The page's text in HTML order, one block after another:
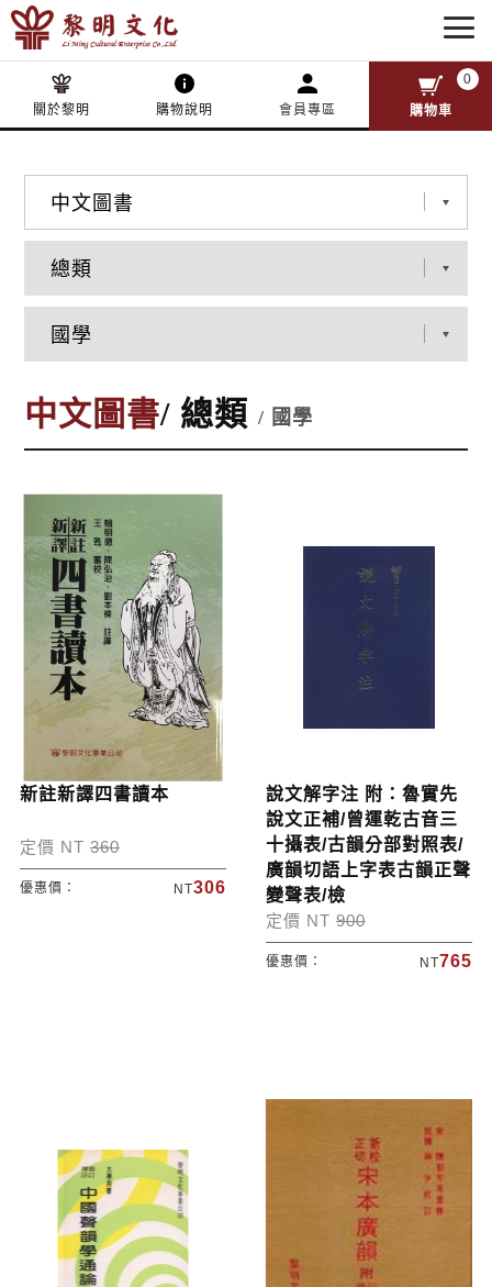
關於黎明 購物說明 會員專區
0
購物車
中文圖書/ 總類/ 國學
新註新譯四書讀本
定價 NT 360
優惠價： NT306
說文解字注 附：魯實先
說文正補/曾運乾古音三
十攝表/古韻分部對照表/
廣韻切語上字表古韻正聲
變聲表/檢
定價 NT 900
優惠價： NT765